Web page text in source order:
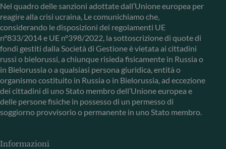
Nel quadro delle sanzioni adottate dall’Unione europea per
reagire alla crisi ucraina, Le comunichiamo che,
considerando le disposizioni dei regolamenti UE
n°833/2014 e UE n°398/2022, la sottoscrizione di quote di
fondi gestiti dalla Società di Gestione è vietata ai cittadini
russi o bielorussi, a chiunque risieda fisicamente in Russia o
in Bielorussia o a qualsiasi persona giuridica, entità o
organismo costituito in Russia o in Bielorussia, ad eccezione
dei cittadini di uno Stato membro dell’Unione europea e
delle persone fisiche in possesso di un permesso di
soggiorno provvisorio o permanente in uno Stato membro.
Informazioni